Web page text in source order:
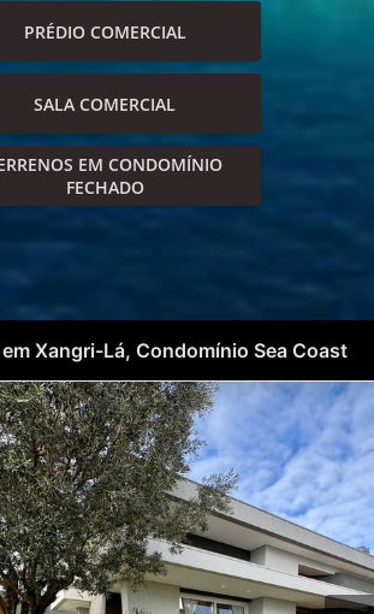
PRÉDIO COMERCIAL
SALA COMERCIAL
EM CONDOMÍNIO
FECHADO
Xangri-Lá, Condomínio Sea Coast